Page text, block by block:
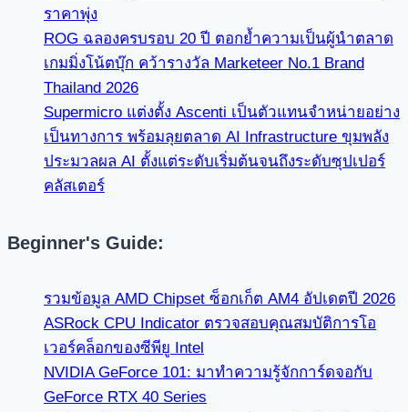
ราคาพุ่ง
ROG ฉลองครบรอบ 20 ปี ตอกย้ำความเป็นผู้นำตลาด
เกมมิ่งโน้ตบุ๊ก คว้ารางวัล Marketeer No.1 Brand
Thailand 2026
Supermicro แต่งตั้ง Ascenti เป็นตัวแทนจำหน่ายอย่าง
เป็นทางการ พร้อมลุยตลาด AI Infrastructure ขุมพลัง
ประมวลผล AI ตั้งแต่ระดับเริ่มต้นจนถึงระดับซุปเปอร์
คลัสเตอร์
Beginner's Guide:
รวมข้อมูล AMD Chipset ซ็อกเก็ต AM4 อัปเดตปี 2026
ASRock CPU Indicator ตรวจสอบคุณสมบัติการโอ
เวอร์คล็อกของซีพียู Intel
NVIDIA GeForce 101: มาทำความรู้จักการ์ดจอกับ
GeForce RTX 40 Series